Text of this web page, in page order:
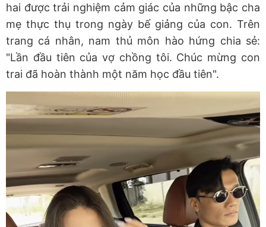
hai được trải nghiệm cảm giác của những bậc cha
mẹ thực thụ trong ngày bế giảng của con. Trên
trang cá nhân, nam thủ môn hào hứng chia sẻ:
"Lần đầu tiên của vợ chồng tôi. Chúc mừng con
trai đã hoàn thành một năm học đầu tiên".